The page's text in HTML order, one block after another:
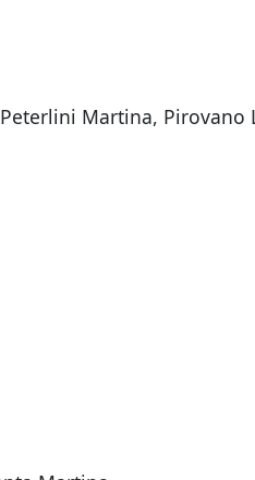
Martina, Pirovano